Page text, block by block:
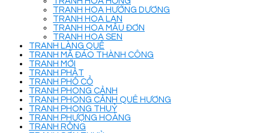
TRANH HOA HƯỚNG DƯƠNG
TRANH HOA LAN
TRANH HOA MẪU ĐƠN
TRANH HOA SEN
TRANH LÀNG QUÊ
TRANH MÃ ĐÁO THÀNH CÔNG
TRANH MỚI
TRANH PHẬT
TRANH PHỐ CỔ
TRANH PHONG CẢNH
TRANH PHONG CẢNH QUÊ HƯƠNG
TRANH PHONG THUỶ
TRANH PHƯỢNG HOÀNG
TRANH RỒNG